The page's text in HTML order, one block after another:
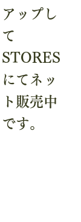
アップし
て
STORES
にてネッ
ト販売中
です。